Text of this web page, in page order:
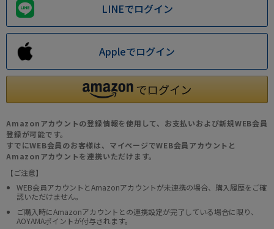
LINEでログイン
Appleでログイン
Amazonアカウントの登録情報を使用して、お支払いおよび新規WEB会員
登録が可能です。
すでにWEB会員のお客様は、マイページでWEB会員アカウントと
Amazonアカウントを連携いただけます。
【ご注意】
WEB会員アカウントとAmazonアカウントが未連携の場合、購入履歴をご確
認いただけません。
ご購入時にAmazonアカウントとの連携設定が完了している場合に限り、
AOYAMAポイントが付与されます。